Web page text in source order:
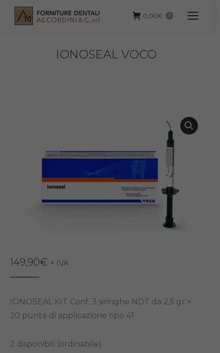
0,00€ 0
IONOSEAL VOCO
149,90€ + IVA
IONOSEAL KIT Conf. 3 siringhe NDT da 2,5 gr +
20 punte di applicazione tipo 41
2 disponibili (ordinabile)